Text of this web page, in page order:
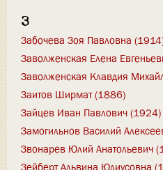
З
Забочева Зоя Павловна
Заволженская Елена
Заволженская Клавдия
Заитов Ширмат (1886)
Зайцев Иван Павлович (1924)
Замогильнов Василий
Звонарев Юлий Анатольевич